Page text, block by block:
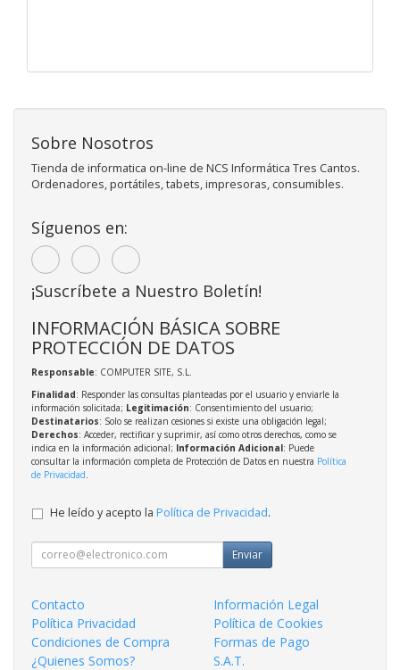
Sobre Nosotros
Tienda de informatica on-line de NCS Informática Tres Cantos.
Ordenadores, portátiles, tabets, impresoras, consumibles.
Síguenos en:
¡Suscríbete a Nuestro Boletín!
INFORMACIÓN BÁSICA SOBRE
PROTECCIÓN DE DATOS
Responsable: COMPUTER SITE, S.L.
Finalidad: Responder las consultas planteadas por el usuario y enviarle la
información solicitada; Legitimación: Consentimiento del usuario;
Destinatarios: Solo se realizan cesiones si existe una obligación legal;
Derechos: Acceder, rectificar y suprimir, así como otros derechos, como se
indica en la información adicional; Información Adicional: Puede
consultar la información completa de Protección de Datos en nuestra Política
de Privacidad
He leído y acepto la Política de Privacidad.
Enviar
Contacto
Información Legal
Política Privacidad
Política de Cookies
Condiciones de Compra
Formas de Pago
¿Quienes Somos?
S.A.T.